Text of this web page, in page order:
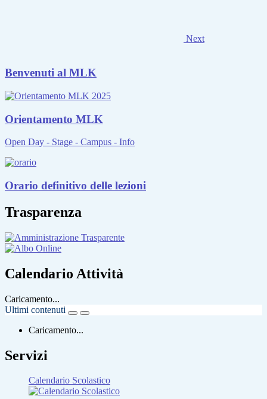
Next
Benvenuti al MLK
Orientamento MLK
Open Day - Stage - Campus - Info
Orario definitivo delle lezioni
Trasparenza
Calendario Attività
Caricamento...
Ultimi contenuti
Caricamento...
Servizi
Calendario Scolastico